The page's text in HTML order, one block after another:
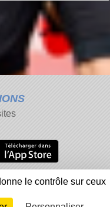
des cookies
contenu inapproprié
le contrôle sur ceux